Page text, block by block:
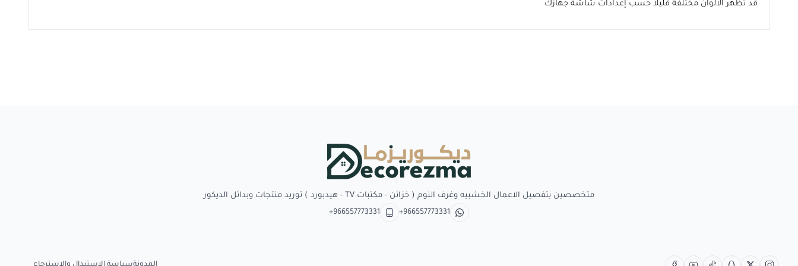
قد تظهر الألوان مختلفة قليلاً حسب إعدادات شاشة جهازك
متخصصين بتفصيل الاعمال الخشبيه وغرف النوم ( خزائن - مكتبات TV - هيدبورد ) توريد منتجات وبدائل الديكور
+966557773331
+966557773331